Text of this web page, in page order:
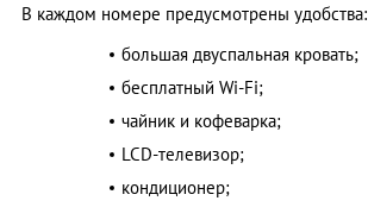
В каждом номере предусмотрены удобства:
большая двуспальная кровать;
бесплатный Wi-Fi;
чайник и кофеварка;
LCD-телевизор;
кондиционер;